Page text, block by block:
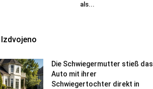
als...
Izdvojeno
Die Schwiegermutter stieß das
Auto mit ihrer
Schwiegertochter direkt in